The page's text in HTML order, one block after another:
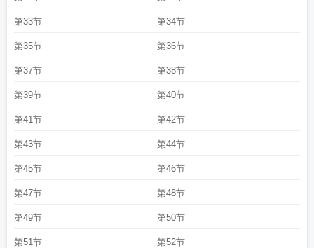
第33节 第34节
第35节 第36节
第37节 第38节
第39节 第40节
第41节 第42节
第43节 第44节
第45节 第46节
第47节 第48节
第49节 第50节
第51节 第52节